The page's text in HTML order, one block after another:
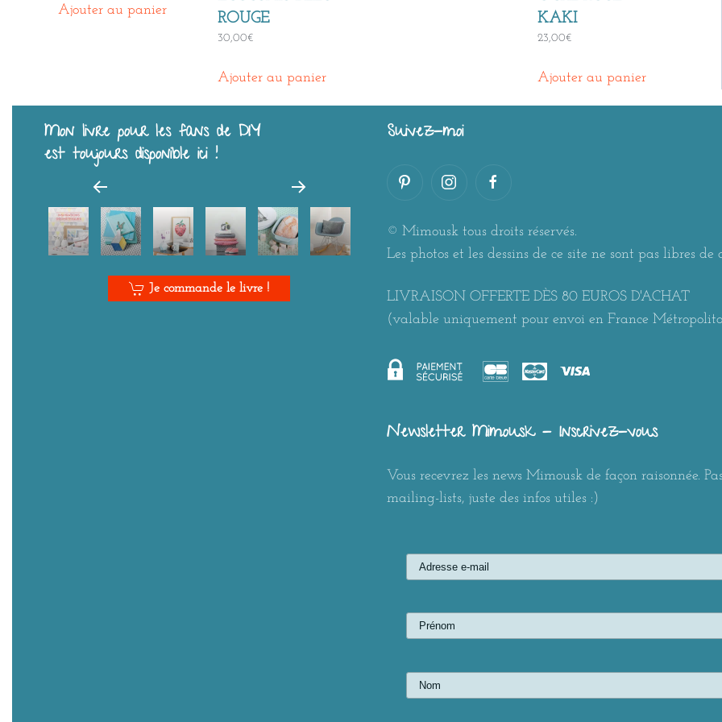
Ajouter au panier
ROUGE
30,00€
Ajouter au panier
KAKI
23,00€
Ajouter au panier
Mon livre pour les fans de DIY
est toujours disponible ici !
Je commande le livre !
Suivez-moi
© Mimousk tous droits réservés.
Les photos et les dessins de ce site ne sont pas libres de
LIVRAISON OFFERTE DÈS 80 EUROS D'ACHAT
(valable uniquement pour envoi en France
Newsletter Mimousk - Inscrivez-vous
Vous recevrez les news Mimousk de façon raisonnée.
mailing-lists, juste des infos utiles :)